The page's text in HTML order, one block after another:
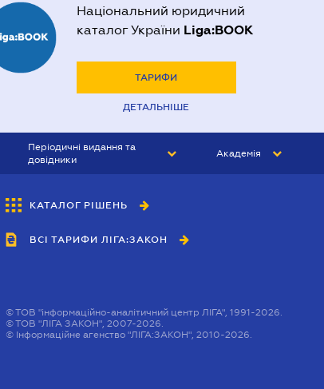
Національний юридичний
каталог України Liga:BOOK
ТАРИФИ
ДЕТАЛЬНІШЕ
Періодичні видання та
довідники
БУХГАЛТЕР&ЗАКОН
ВІСНИК МСФЗ
Академія
КАТАЛОГ РІШЕНЬ
ВСІ ТАРИФИ ЛІГА:ЗАКОН
©ТОВ "інформаційно-аналітичний центр ЛІГА", 1991-2026.
©ТОВ "ЛІГА ЗАКОН", 2007-2026.
© Інформаційне агенство "ЛІГА:ЗАКОН", 2010-2026.